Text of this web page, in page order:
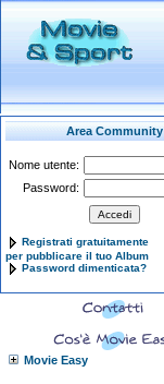
Area Community
Nome utente:
Password:
Registrati gratuitamente
per pubblicare il tuo Album
Password dimenticata?
Movie Easy